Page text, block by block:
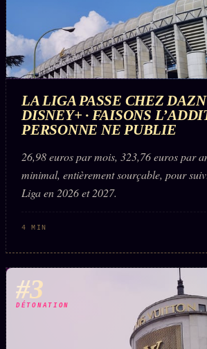
À la une
Recherche ⌕
Tous les tags
Nous écrire
Business
FAQ
llms.txt
LA LIGA PASSE CHEZ
DISNEY+ · FAISONS
PERSONNE NE PUBLIE
26,98 euros par mois, 323,76 euros par
minimal, entièrement sourçable, pour
Liga en 2026 et 2027.
4 MIN
#3
DÉTONATION